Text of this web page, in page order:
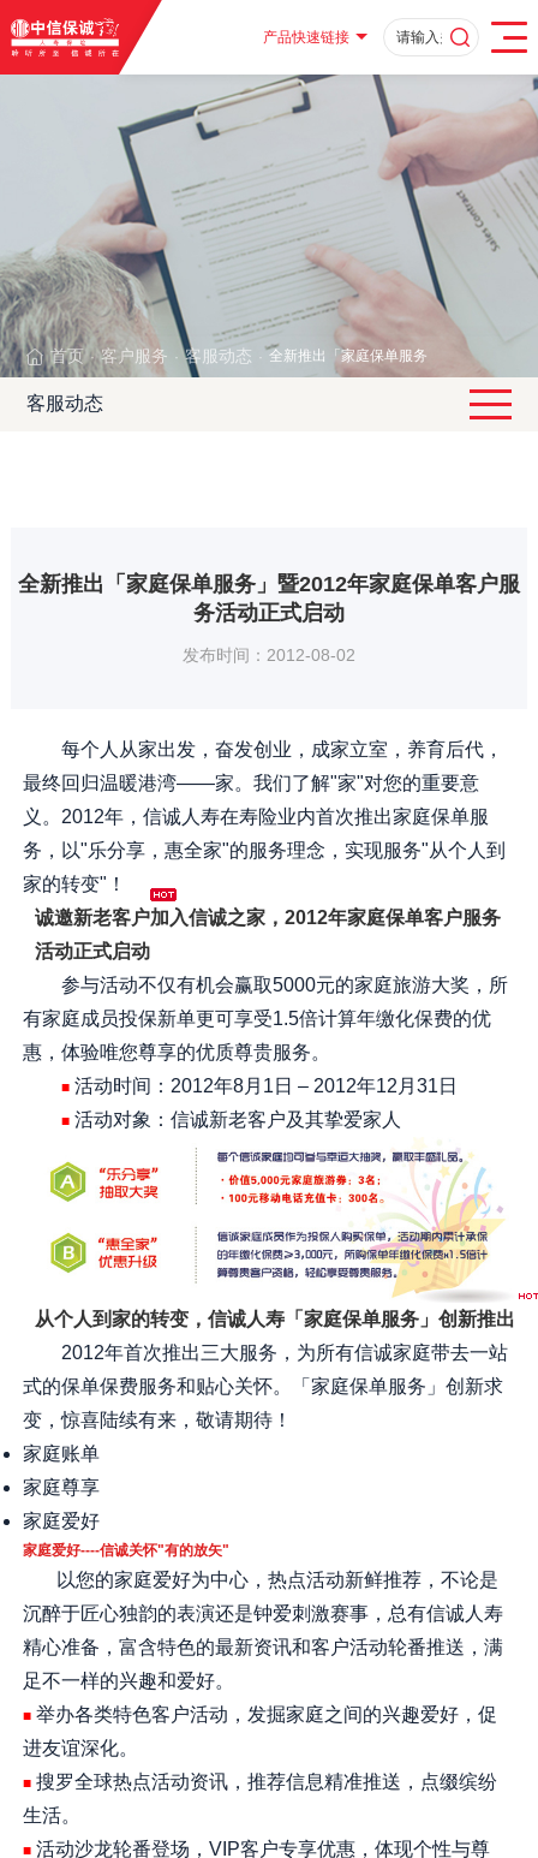
产品快速链接
首页 · 客户服务 · 客服动态 · 全新推出「家庭保单服务」暨2012年家
客服动态
全新推出「家庭保单服务」暨2012年家庭保单客户服
务活动正式启动
发布时间：2012-08-02
每个人从家出发，奋发创业，成家立室，养育后代，
最终回归温暖港湾——家。我们了解"家"对您的重要意
义。2012年，信诚人寿在寿险业内首次推出家庭保单服
务，以"乐分享，惠全家"的服务理念，实现服务"从个人到
家的转变"！
诚邀新老客户加入信诚之家，2012年家庭保单客户服务
活动正式启动
参与活动不仅有机会赢取5000元的家庭旅游大奖，所
有家庭成员投保新单更可享受1.5倍计算年缴化保费的优
惠，体验唯您尊享的优质尊贵服务。
■活动时间：2012年8月1日 – 2012年12月31日
■活动对象：信诚新老客户及其挚爱家人
从个人到家的转变，信诚人寿「家庭保单服务」创新推出
2012年首次推出三大服务，为所有信诚家庭带去一站
式的保单保费服务和贴心关怀。「家庭保单服务」创新求
变，惊喜陆续有来，敬请期待！
家庭账单
家庭尊享
家庭爱好
家庭爱好----信诚关怀"有的放矢"
以您的家庭爱好为中心，热点活动新鲜推荐，不论是
沉醉于匠心独韵的表演还是钟爱刺激赛事，总有信诚人寿
精心准备，富含特色的最新资讯和客户活动轮番推送，满
足不一样的兴趣和爱好。
■举办各类特色客户活动，发掘家庭之间的兴趣爱好，促
进友谊深化。
■搜罗全球热点活动资讯，推荐信息精准推送，点缀缤纷
生活。
■活动沙龙轮番登场，VIP客户专享优惠，体现个性与尊